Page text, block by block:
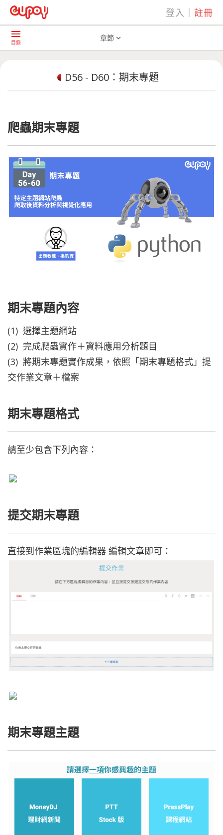
登入 ｜註冊
AI共學社群play_arrow
menu
目錄
章節 expand_more
D56 - D60：期末專題
爬蟲期末專題
期末專題內容
(1) 選擇主題網站
(2) 完成爬蟲實作＋資料應用分析題目
(3) 將期末專題實作成果，依照「期末專題格式」提
交作業文章＋檔案
期末專題格式
請至少包含下列內容：
提交期末專題
直接到作業區塊的編輯器 編輯文章即可：
期末專題主題